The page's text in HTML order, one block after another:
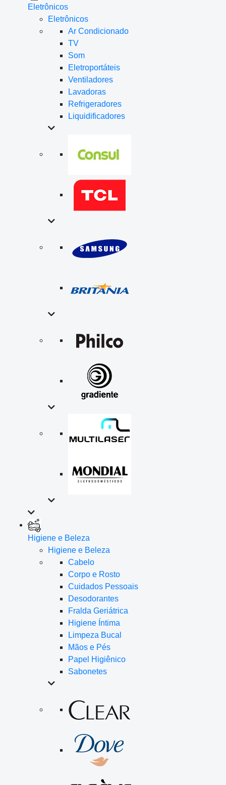
Eletrônicos
Eletrônicos
Ar Condicionado
TV
Som
Eletroportáteis
Ventiladores
Lavadoras
Refrigeradores
Liquidificadores
Higiene e Beleza
Higiene e Beleza
Cabelo
Corpo e Rosto
Cuidados Pessoais
Desodorantes
Fralda Geriátrica
Higiene Íntima
Limpeza Bucal
Mãos e Pés
Papel Higiênico
Sabonetes